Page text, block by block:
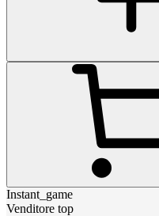
Instant_game
Venditore top